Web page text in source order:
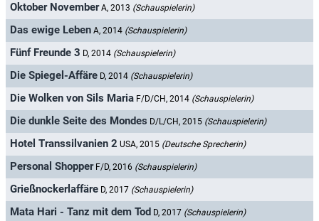
Oktober November A, 2013 (Schauspielerin)
Das ewige Leben A, 2014 (Schauspielerin)
Fünf Freunde 3 D, 2014 (Schauspielerin)
Die Spiegel-Affäre D, 2014 (Schauspielerin)
Die Wolken von Sils Maria F/D/CH, 2014 (Schauspielerin)
Die dunkle Seite des Mondes D/L/CH, 2015 (Schauspielerin)
Hotel Transsilvanien 2 USA, 2015 (Deutsche Sprecherin)
Personal Shopper F/D, 2016 (Schauspielerin)
Grießnockerlaffäre D, 2017 (Schauspielerin)
Mata Hari - Tanz mit dem Tod D, 2017 (Schauspielerin)